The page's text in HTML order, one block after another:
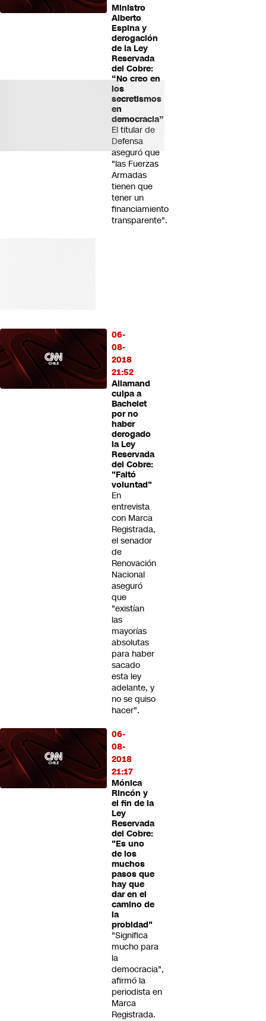
Ministro
Alberto
Espina y
derogación
de la Ley
Reservada
del Cobre:
“No creo en
los
secretismos
en
democracia”
El titular de
Defensa
aseguró que
"las Fuerzas
Armadas
tienen que
tener un
financiamiento
transparente".
06-
08-
2018
21:52
Allamand
culpa a
Bachelet
por no
haber
derogado
la Ley
Reservada
del Cobre:
"Faltó
voluntad"
En
entrevista
con Marca
Registrada,
el senador
de
Renovación
Nacional
aseguró
que
"existían
las
mayorías
absolutas
para haber
sacado
esta ley
adelante, y
no se quiso
hacer".
06-
08-
2018
21:17
Mónica
Rincón y
el fin de la
Ley
Reservada
del Cobre:
"Es uno
de los
muchos
pasos que
hay que
dar en el
camino de
la
probidad"
"Significa
mucho para
la
democracia",
afirmó la
periodista en
Marca
Registrada.